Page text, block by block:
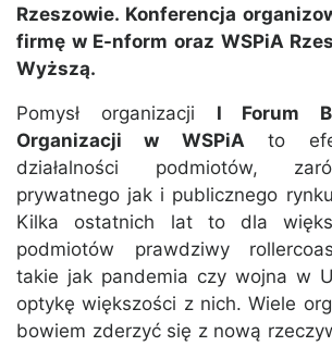
Rzeszowie. Konferencja
firmę w E-nform oraz WSPiA
Wyższą.
Pomysł organizacji I Forum
Organizacji w WSPiAto
działalności podmiotów,
prywatnego jak i publicznego
Kilka ostatnich lat to dla
podmiotów prawdziwy
takie jak pandemia czy wojna w
optykę większości z nich. Wiele
bowiem zderzyć się z nową